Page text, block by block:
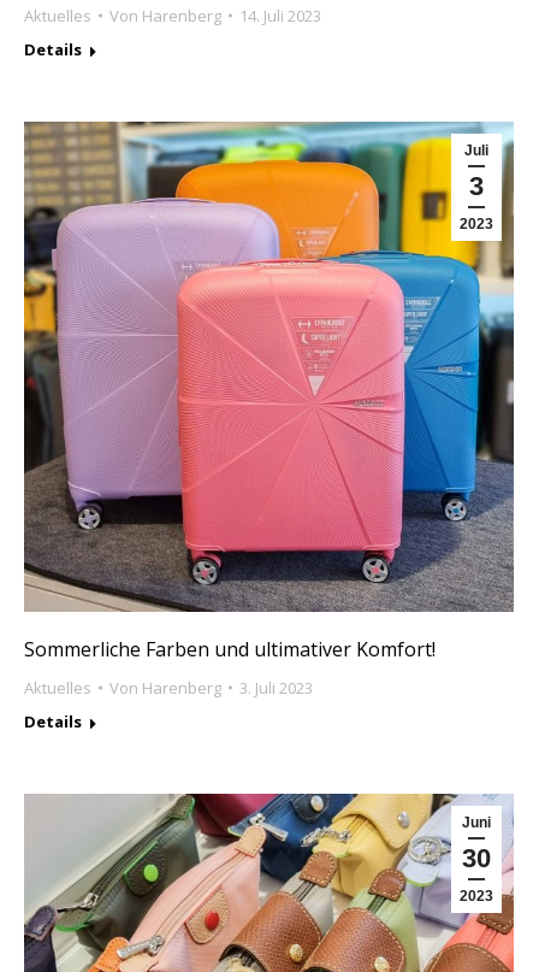
Aktuelles Von Harenberg
14. Juli 2023
Details
Juli
3
2023
Sommerliche Farben und ultimativer Komfort!
Aktuelles Von Harenberg
3. Juli 2023
Details
Juni
30
2023